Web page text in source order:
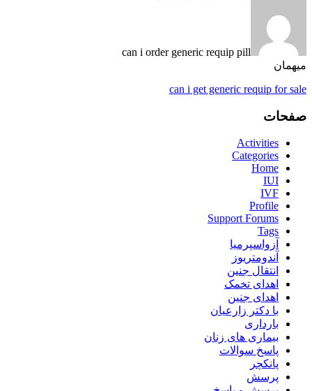
can i order generic requip pill
میهمان
can i get generic requip for sale
صفحات
Activities
Categories
Home
IUI
IVF
Profile
Support Forums
Tags
آزواسپرمیا
آندومتریوز
انتقال جنین
اهدای تخمک
اهدای جنین
با دکتر زارعیان
بارداری
بیماری های زنان
پاسخ سوالات
پانکچر
پرسش